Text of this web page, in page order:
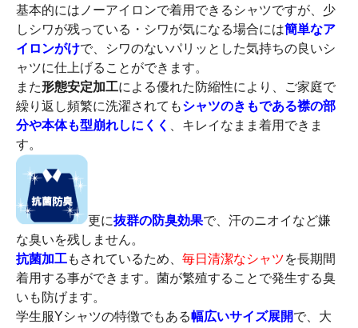
基本的にはノーアイロンで着用できるシャツですが、少
しシワが残っている・シワが気になる場合には簡単なア
イロンがけで、シワのないパリッとした気持ちの良いシ
ャツに仕上げることができます。
また形態安定加工による優れた防縮性により、ご家庭で
繰り返し頻繁に洗濯されてもシャツのきもである襟の部
分や本体も型崩れしにくく
、キレイなまま着用できま
す。
更に抜群の防臭効果で、汗のニオイなど嫌
な臭いを残しません。
抗菌加工もされているため、 毎日清潔なシャツを長期間
着用する事ができます。菌が繁殖することで発生する臭
いも防げます。
学生服Yシャツの特徴でもある幅広いサイズ展開で、大